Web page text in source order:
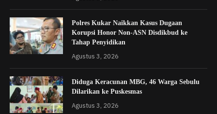
Polres Kukar Naikkan Kasus Dugaan
Korupsi Honor Non-ASN Disdikbud ke
Tahap Penyidikan
Agustus 3, 2026
Diduga Keracunan MBG, 46 Warga Sebulu
Dilarikan ke Puskesmas
Agustus 3, 2026